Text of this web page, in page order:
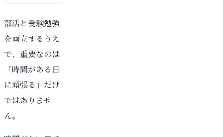
部活と受験勉強
を両立するうえ
で、重要なのは
「時間がある日
に頑張る」だけ
ではありませ
ん。